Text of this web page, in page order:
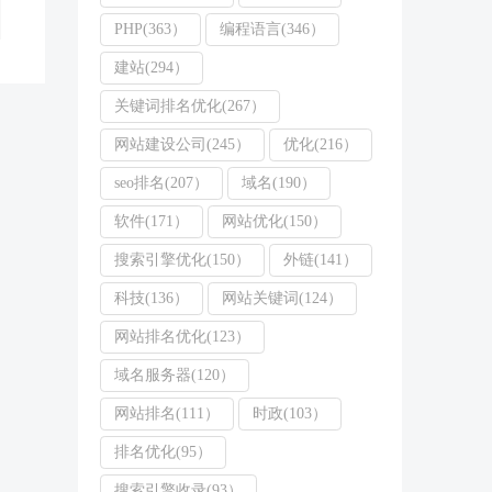
PHP(363） 编程语言(346）
建站(294）
关键词排名优化(267）
网站建设公司(245） 优化(216）
seo排名(207） 域名(190）
软件(171） 网站优化(150）
搜索引擎优化(150） 外链(141）
科技(136） 网站关键词(124）
网站排名优化(123）
域名服务器(120）
网站排名(111） 时政(103）
排名优化(95）